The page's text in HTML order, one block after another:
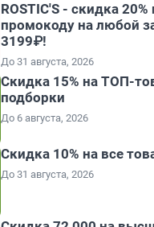
ROSTIC'S - скидка 20%
промокоду на любой
3199₽!
До 31 августа, 2026
Скидка 15% на ТОП-
подборки
До 6 августа, 2026
Скидка 10% на все
До 31 августа, 2026